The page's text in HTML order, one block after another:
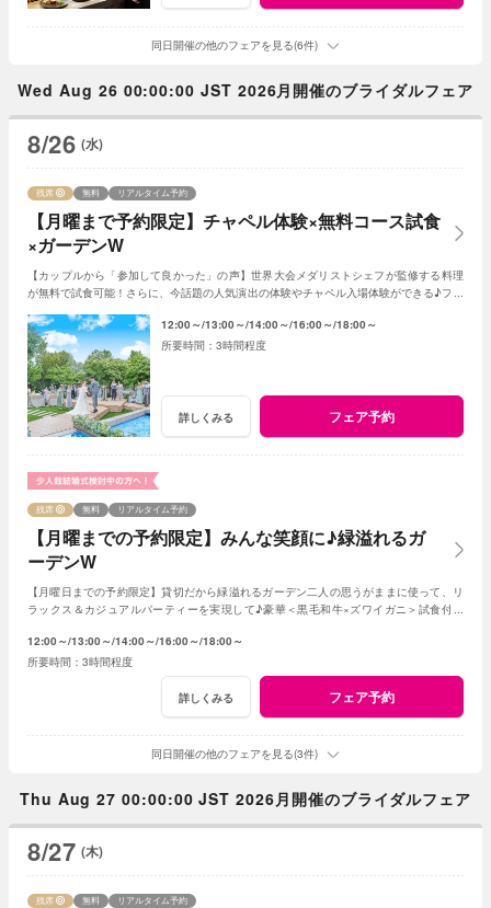
同日開催の他のフェアを見る(6件)
Wed Aug 26 00:00:00 JST 2026月開催のブライダルフェア
8/26 (水)
【月曜まで予約限定】チャペル体験×無料コース試食
×ガーデンW
残席 無料 リアルタイム予約
【カップルから「参加して良かった」の声】世界大会メダリストシェフが監修する料理
が無料で試食可能！さらに、今話題の人気演出の体験やチャペル入場体験ができる♪フェ
12:00～ 13:00～ 14:00～ 16:00～ 18:00～
3時間程度
詳しくみる フェア予約
【月曜までの予約限定】みんな笑顔に♪緑溢れるガ
ーデンW
残席 無料 リアルタイム予約
【月曜日までの予約限定】貸切だから緑溢れるガーデン二人の思うがままに使って、リ
ラックス＆カジュアルパーティーを実現して♪豪華＜黒毛和牛×ズワイガニ＞試食付き
12:00～ 13:00～ 14:00～ 16:00～ 18:00～
3時間程度
詳しくみる フェア予約
同日開催の他のフェアを見る(3件)
Thu Aug 27 00:00:00 JST 2026月開催のブライダルフェア
8/27 (木)
残席 無料 リアルタイム予約